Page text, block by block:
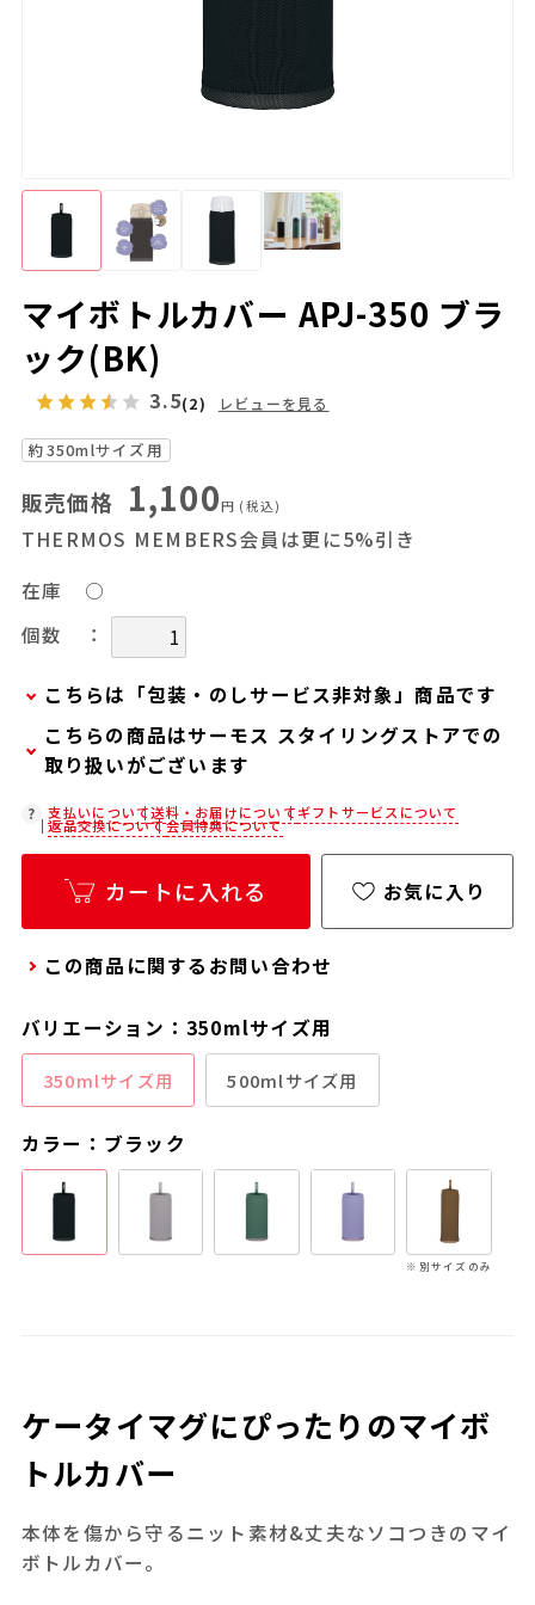
マイボトルカバー APJ-350 ブラ
ック(BK)
3.5(2) レビューを見る
約350mlサイズ用
販売価格 1,100円 (税込)
THERMOS MEMBERS会員は更に5%引き
在庫
○
個数
：
こちらは「包装・のしサービス非対象」商品です
当商品は弊社でのお包みには対応しておりませ
ん。
お客様ご自身で包装する際にお使いいただけるギ
フト用品をご用意しておりますので、セルフラッ
ピング用のギフトバッグや手提げ袋が必要な場合
は、以下より合わせてご購入ください。
通常商品用ギフト用品
パーソナライズサービス用ギフト用品
こちらの商品はサーモス スタイリングストアでの
取り扱いがございます
在庫状況につきましては、各店舗までお電話にて
ご確認ください。
店舗紹介ページ
支払いについて送料・お届けについてギフトサービスについて
返品交換について会員特典について
カートに入れる お気に入り
この商品に関するお問い合わせ
バリエーション：350mlサイズ用
350mlサイズ用 500mlサイズ用
カラー：ブラック
※別サイズのみ
ケータイマグにぴったりのマイボ
トルカバー
本体を傷から守るニット素材&丈夫なソコつきのマイ
ボトルカバー。